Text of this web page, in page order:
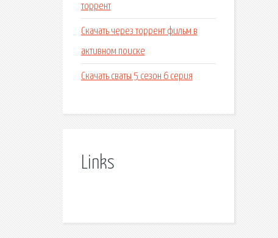
торрент
Скачать через торрент фильм в
активном поиске
Скачать сваты 5 сезон 6 серия
Links